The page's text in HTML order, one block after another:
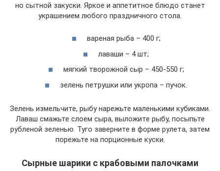
но сытной закуски. Яркое и аппетитное блюдо станет
украшением любого праздничного стола.
вареная рыба – 400 г;
лаваши – 4 шт;
мягкий творожной сыр – 450-550 г;
зелень петрушки или укропа – пучок.
Зелень измельчите, рыбу нарежьте маленькими кубиками.
Лаваш смажьте слоем сыра, выложите рыбу, посыпьте
рубленой зеленью. Туго заверните в форме рулета, затем
порежьте на порционные куски.
Сырные шарики с крабовыми палочками